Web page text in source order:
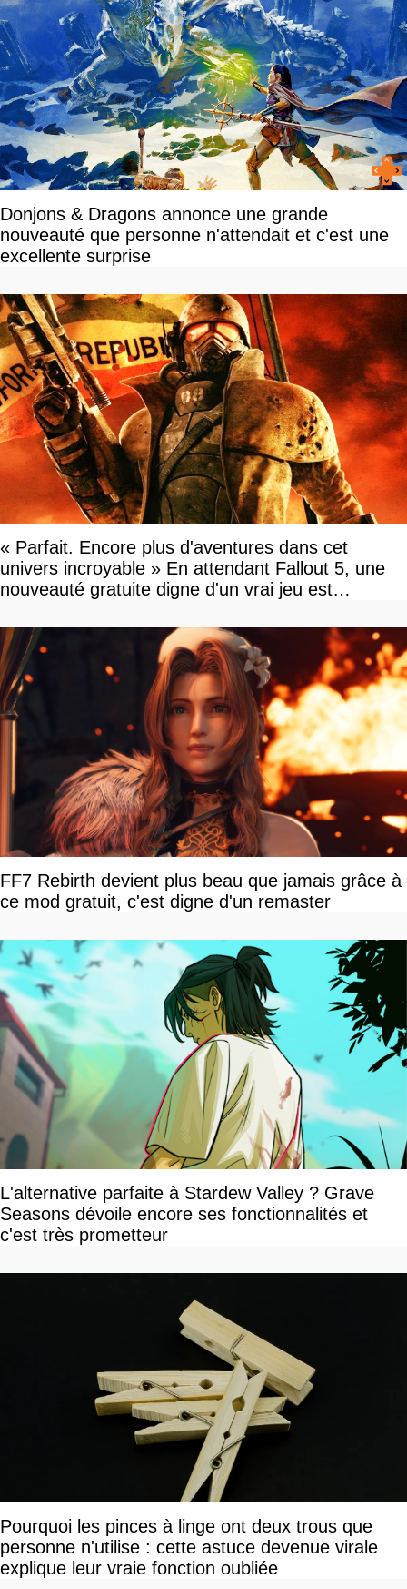
Donjons & Dragons annonce une grande
nouveauté que personne n'attendait et c'est une
excellente surprise
« Parfait. Encore plus d'aventures dans cet
univers incroyable » En attendant Fallout 5, une
nouveauté gratuite digne d'un vrai jeu est
FF7 Rebirth devient plus beau que jamais grâce à
ce mod gratuit, c'est digne d'un remaster
L'alternative parfaite à Stardew Valley ? Grave
Seasons dévoile encore ses fonctionnalités et
c'est très prometteur
Pourquoi les pinces à linge ont deux trous que
personne n'utilise : cette astuce devenue virale
explique leur vraie fonction oubliée